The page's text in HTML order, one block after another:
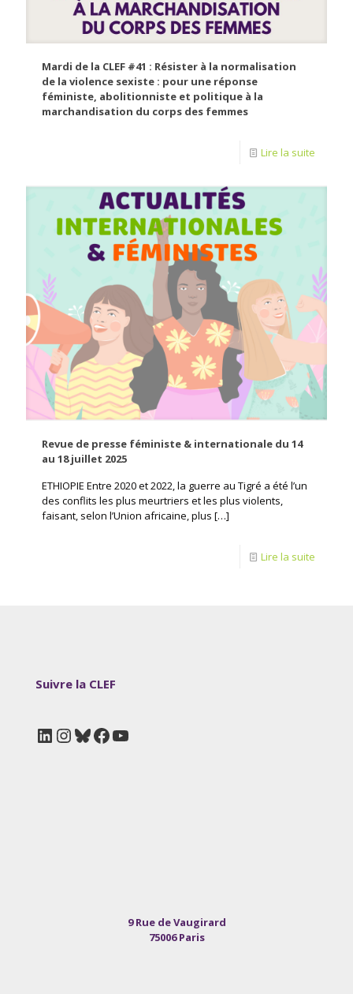
Mardi de la CLEF #41 : Résister à la normalisation
de la violence sexiste : pour une réponse
féministe, abolitionniste et politique à la
marchandisation du corps des femmes
Lire la suite
Revue de presse féministe & internationale du 14
au 18 juillet 2025
ETHIOPIE Entre 2020 et 2022, la guerre au Tigré a été l’un
des conflits les plus meurtriers et les plus violents,
faisant, selon l’Union africaine, plus […]
Lire la suite
Suivre la CLEF
LinkedIn
Instagram
Bluesky
Facebook
YouTube
9 Rue de Vaugirard
75006 Paris